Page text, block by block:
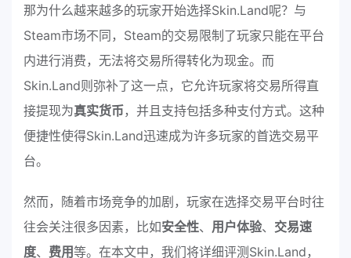
那为什么越来越多的玩家开始选择Skin.Land呢？与
Steam市场不同，Steam的交易限制了玩家只能在平台
内进行消费，无法将交易所得转化为现金。而
Skin.Land则弥补了这一点，它允许玩家将交易所得直
接提现为真实货币，并且支持包括多种支付方式。这种
便捷性使得Skin.Land迅速成为许多玩家的首选交易平
台。
然而，随着市场竞争的加剧，玩家在选择交易平台时往
往会关注很多因素，比如安全性、 用户体验、 交易速
度、 费用等。在本文中，我们将详细评测Skin.Land，